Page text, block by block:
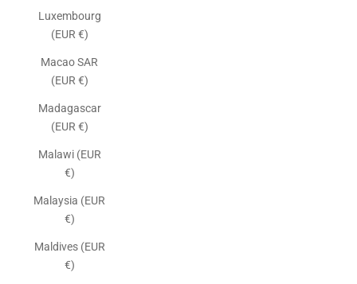
Luxembourg
(EUR €)
Macao SAR
(EUR €)
Madagascar
(EUR €)
Malawi (EUR
€)
Malaysia (EUR
€)
Maldives (EUR
€)